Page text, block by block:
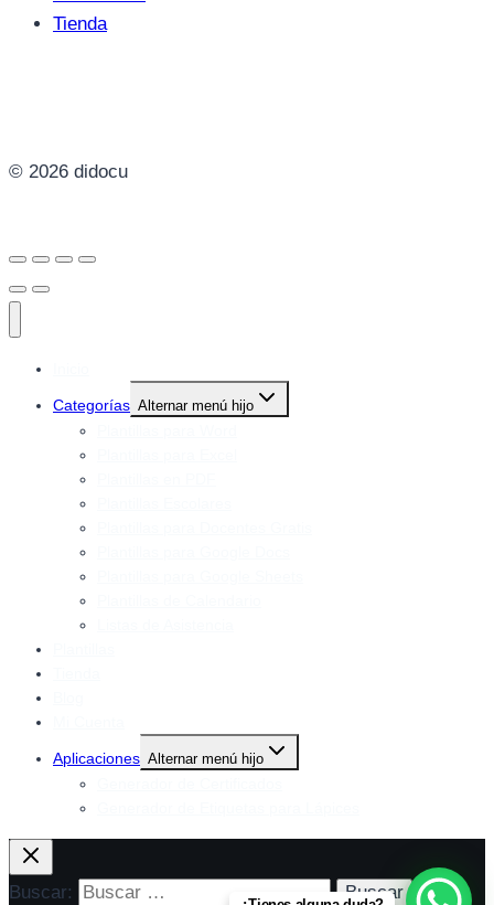
Tienda
© 2026 didocu
Categorías Alternar menú hijo
Aplicaciones Alternar menú hijo
Buscar: